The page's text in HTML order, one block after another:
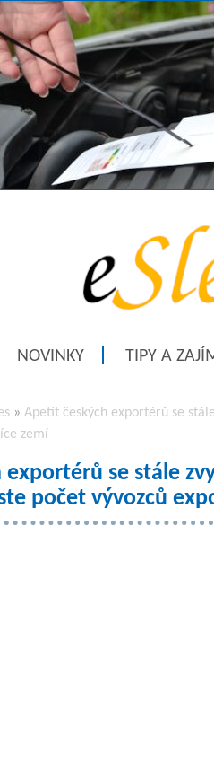
NOVINKY TIPY A
» Apetit českých exportérů se
zemí
se stále
počet vývozců